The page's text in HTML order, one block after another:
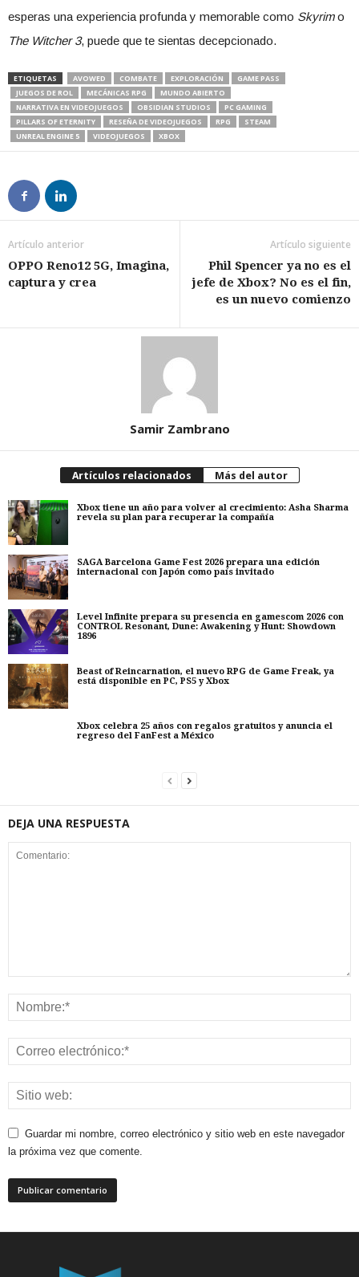
esperas una experiencia profunda y memorable como Skyrimo
The Witcher 3, puede que te sientas decepcionado.
ETIQUETAS AVOWED COMBATE EXPLORACIÓN
GAME PASS
JUEGOS DE ROL
MECÁNICAS RPG
MUNDO ABIERTO
NARRATIVA EN VIDEOJUEGOS
OBSIDIAN STUDIOS
PC GAMING
PILLARS OF ETERNITY
RESEÑA DE VIDEOJUEGOS RPG
STEAM
UNREAL ENGINE 5
VIDEOJUEGOS XBOX
Artículo anterior
OPPO Reno12 5G, Imagina,
captura y crea
Artículo siguiente
Phil Spencer ya no es el
jefe de Xbox? No es el fin,
es un nuevo comienzo
Samir Zambrano
Artículos relacionados Más del autor
Xbox tiene un año para volver al crecimiento: Asha Sharma
revela su plan para recuperar la compañía
SAGA Barcelona Game Fest 2026 prepara una edición
internacional con Japón como país invitado
Level Infinite prepara su presencia en gamescom 2026 con
CONTROL Resonant, Dune: Awakening y Hunt: Showdown
1896
Beast of Reincarnation, el nuevo RPG de Game Freak, ya
está disponible en PC, PS5 y Xbox
Xbox celebra 25 años con regalos gratuitos y anuncia el
regreso del FanFest a México
DEJA UNA RESPUESTA
Guardar mi nombre, correo electrónico y sitio web en este navegador
la próxima vez que comente.